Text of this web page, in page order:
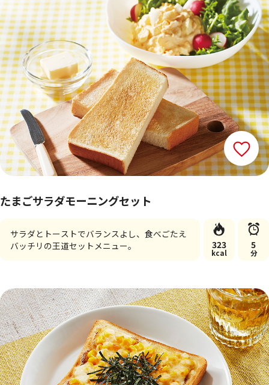
たまごサラダモーニングセット
サラダとトーストでバランスよし、食べごたえ
バッチリの王道セットメニュー。
323
kcal
5
分